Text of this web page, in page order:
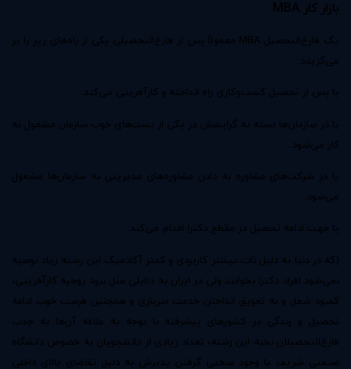
بازار کار MBA
یک فارغ‌التحصیل MBA معمولاً پس از فارغ‌التحصیلی یکی از راه‌های زیر را بر
می‌گزیند:
یا پس از تحصیل کسب‌وکاری راه انداخته و کارآفرینی می‌کند.
یا در سازمان‌ها بسته به گرایشش در یکی از پست‌های خوب سازمان مشغول به
کار می‌شود.
یا در شرکت‌های مشاوره به دادن مشاوره‌های مدیریتی به سازمان‌ها مشغول
می‌شود.
یا جهت ادامه تحصیل در مقطع دکترا اقدام می‌کند.
(که در دنیا به دلیل ذات بیشتر کاربردی و کمتر آکادمیک این رشته زیاد توصیه
نمی‌شود افراد دکترا بخوانند ولی در ایران به دلایلی مثل نبود روحیه کارآفرینی،
کمبود شغل و به تعویق انداختن خدمت سربازی و همچنین فرصت خوب ادامه
تحصیل و زندگی در کشورهای پیشرفته با توجه به علاقه آن‌ها به جذب
فارغ‌التحصیلان نخبه این رشته، تعداد زیادی از دانشجویان به خصوص دانشگاه
صنعتی شریف با وجود سختی گرفتن پذیرش به دلیل تقاضای بالای داخلی